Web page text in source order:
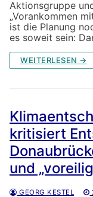
Aktionsgruppe
„Vorankommen
ist die Planung
es soweit sein:
WEITERLESEN →
kritisiert
und
GEORG KESTEL